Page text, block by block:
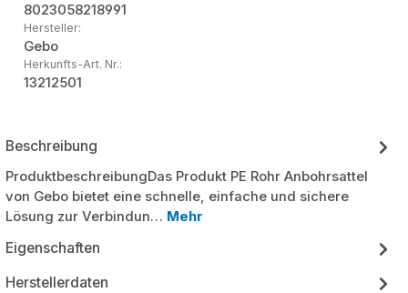
8023058218991
Hersteller:
Gebo
Herkunfts-Art. Nr.:
13212501
Beschreibung
ProduktbeschreibungDas Produkt PE Rohr Anbohrsattel
von Gebo bietet eine schnelle, einfache und sichere
Lösung zur Verbindun… Mehr
Eigenschaften
Herstellerdaten